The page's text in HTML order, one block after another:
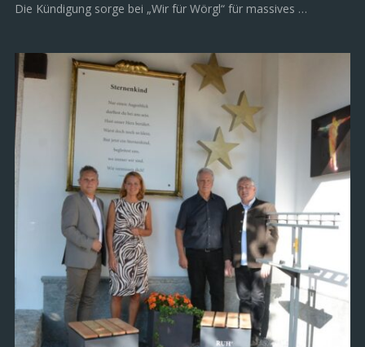
Die Kündigung sorge bei „Wir für Wörgl“ für massives …